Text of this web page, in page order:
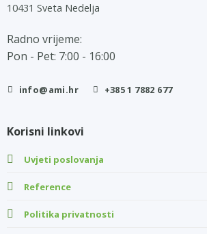
10431 Sveta Nedelja
Radno vrijeme:
Pon - Pet: 7:00 - 16:00
info@ami.hr +385 1 7882 677
Korisni linkovi
Uvjeti poslovanja
Reference
Politika privatnosti